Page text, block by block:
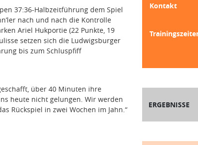
37:36-Halbzeitführung dem Spiel
nach und nach die Kontrolle
Ariel Hukportie (22 Punkte, 19
setzen sich die Ludwigsburger
bis zum Schluspfiff
über 40 Minuten ihre
heute nicht gelungen. Wir werden
Rückspiel in zwei Wochen im Jahn.“
Kontakt
ERGEBNISSE